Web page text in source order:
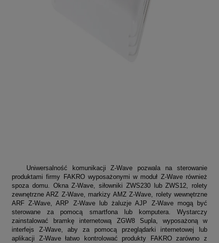
Uniwersalność komunikacji Z-Wave pozwala na sterowanie
produktami firmy FAKRO wyposażonymi w moduł Z-Wave również
spoza domu. Okna Z-Wave, siłowniki ZWS230 lub ZWS12, rolety
zewnętrzne ARZ Z-Wave, markizy AMZ Z-Wave, rolety wewnętrzne
ARF Z-Wave, ARP Z-Wave lub żaluzje AJP Z-Wave mogą być
sterowane za pomocą smartfona lub komputera. Wystarczy
zainstalować bramkę internetową ZGW8 Supla, wyposażoną w
interfejs Z-Wave, aby za pomocą przeglądarki internetowej lub
aplikacji Z-Wave łatwo kontrolować produkty FAKRO zarówno z